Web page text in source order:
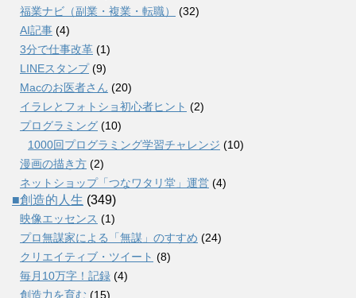
福業ナビ（副業・複業・転職）
(32)
AI記事 (4)
3分で仕事改革 (1)
LINEスタンプ(9)
Macのお医者さん (20)
イラレとフォトショ初心者ヒント (2)
プログラミング (10)
1000回プログラミング学習チャレンジ (10)
漫画の描き方 (2)
ネットショップ「つなワタリ堂」運営 (4)
■創造的人生 (349)
映像エッセンス (1)
プロ無謀家による「無謀」のすすめ (24)
クリエイティブ・ツイート (8)
毎月10万字！記録 (4)
創造力を育む (15)